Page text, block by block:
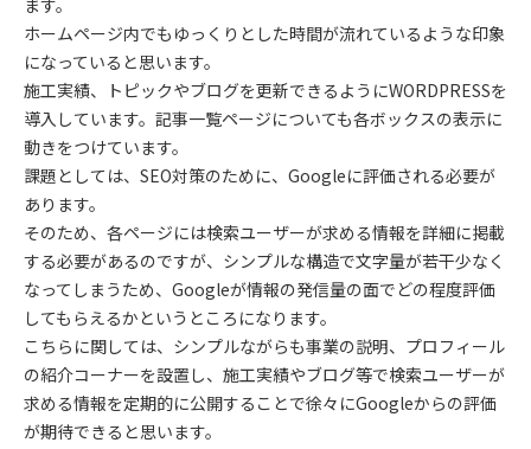
ホームページ内でもゆっくりとした時間が流れているような印象
になっていると思います。
施工実績、トピックやブログを更新できるようにWORDPRESSを
導入しています。記事一覧ページについても各ボックスの表示に
動きをつけています。
課題としては、SEO対策のために、Googleに評価される必要が
あります。
そのため、各ページには検索ユーザーが求める情報を詳細に掲載
する必要があるのですが、シンプルな構造で文字量が若干少なく
なってしまうため、Googleが情報の発信量の面でどの程度評価
してもらえるかというところになります。
こちらに関しては、シンプルながらも事業の説明、プロフィール
の紹介コーナーを設置し、施工実績やブログ等で検索ユーザーが
求める情報を定期的に公開することで徐々にGoogleからの評価
が期待できると思います。